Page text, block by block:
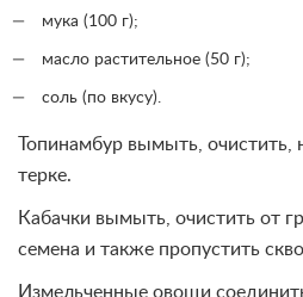
мука (100 г);
масло растительное (50 г);
соль (по вкусу).
Топинамбур вымыть, очистить,
терке.
Кабачки вымыть, очистить от
семена и также пропустить
Измельченные овощи